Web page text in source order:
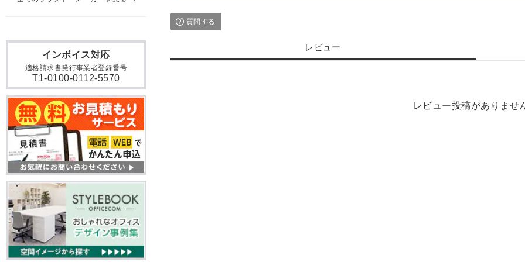
質問する
レビュー
レビュー投稿がありませ
インボイス対応
適格請求書発行事業者登録番号
T1-0100-0112-5570